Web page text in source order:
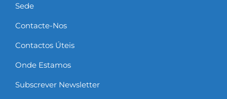
Sede
Contacte-Nos
Contactos Úteis
Onde Estamos
Subscrever Newsletter